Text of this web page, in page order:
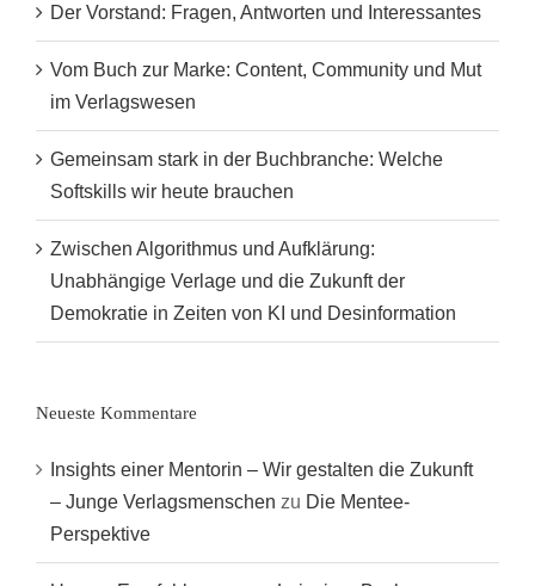
Der Vorstand: Fragen, Antworten und Interessantes
Vom Buch zur Marke: Content, Community und Mut
im Verlagswesen
Gemeinsam stark in der Buchbranche: Welche
Softskills wir heute brauchen
Zwischen Algorithmus und Aufklärung:
Unabhängige Verlage und die Zukunft der
Demokratie in Zeiten von KI und Desinformation
Neueste Kommentare
Insights einer Mentorin – Wir gestalten die Zukunft
– Junge Verlagsmenschen zu Die Mentee-
Perspektive